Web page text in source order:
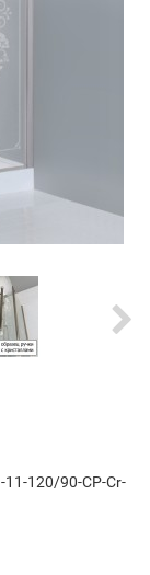
11-120/90-CP-Cr-